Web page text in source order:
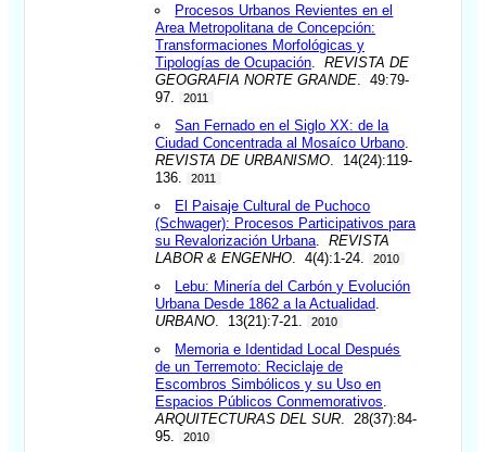
Procesos Urbanos Revientes en el
Area Metropolitana de Concepción:
Transformaciones Morfológicas y
Tipologías de Ocupación .REVISTA DE
GEOGRAFIA NORTE GRANDE . 49:79-
97.
2011
San Fernado en el Siglo XX: de la
Ciudad Concentrada al Mosaíco Urbano
REVISTA DE URBANISMO . 14(24):119-
136.
2011
El Paisaje Cultural de Puchoco
(Schwager): Procesos Participativos para
su Revalorización Urbana .REVISTA
LABOR & ENGENHO . 4(4):1-24. 2010
Lebu: Minería del Carbón y Evolución
Urbana Desde 1862 a la Actualidad
URBANO . 13(21):7-21. 2010
Memoria e Identidad Local Después
de un Terremoto: Reciclaje de
Escombros Simbólicos y su Uso en
Espacios Públicos Conmemorativos
ARQUITECTURAS DEL SUR . 28(37):84-
95.
2010